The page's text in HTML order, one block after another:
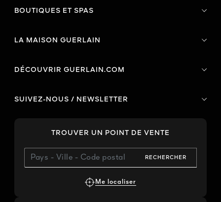
BOUTIQUES ET SPAS
LA MAISON GUERLAIN
DÉCOUVRIR GUERLAIN.COM
SUIVEZ-NOUS / NEWSLETTER
TROUVER UN POINT DE VENTE
RECHERCHER
Me localiser